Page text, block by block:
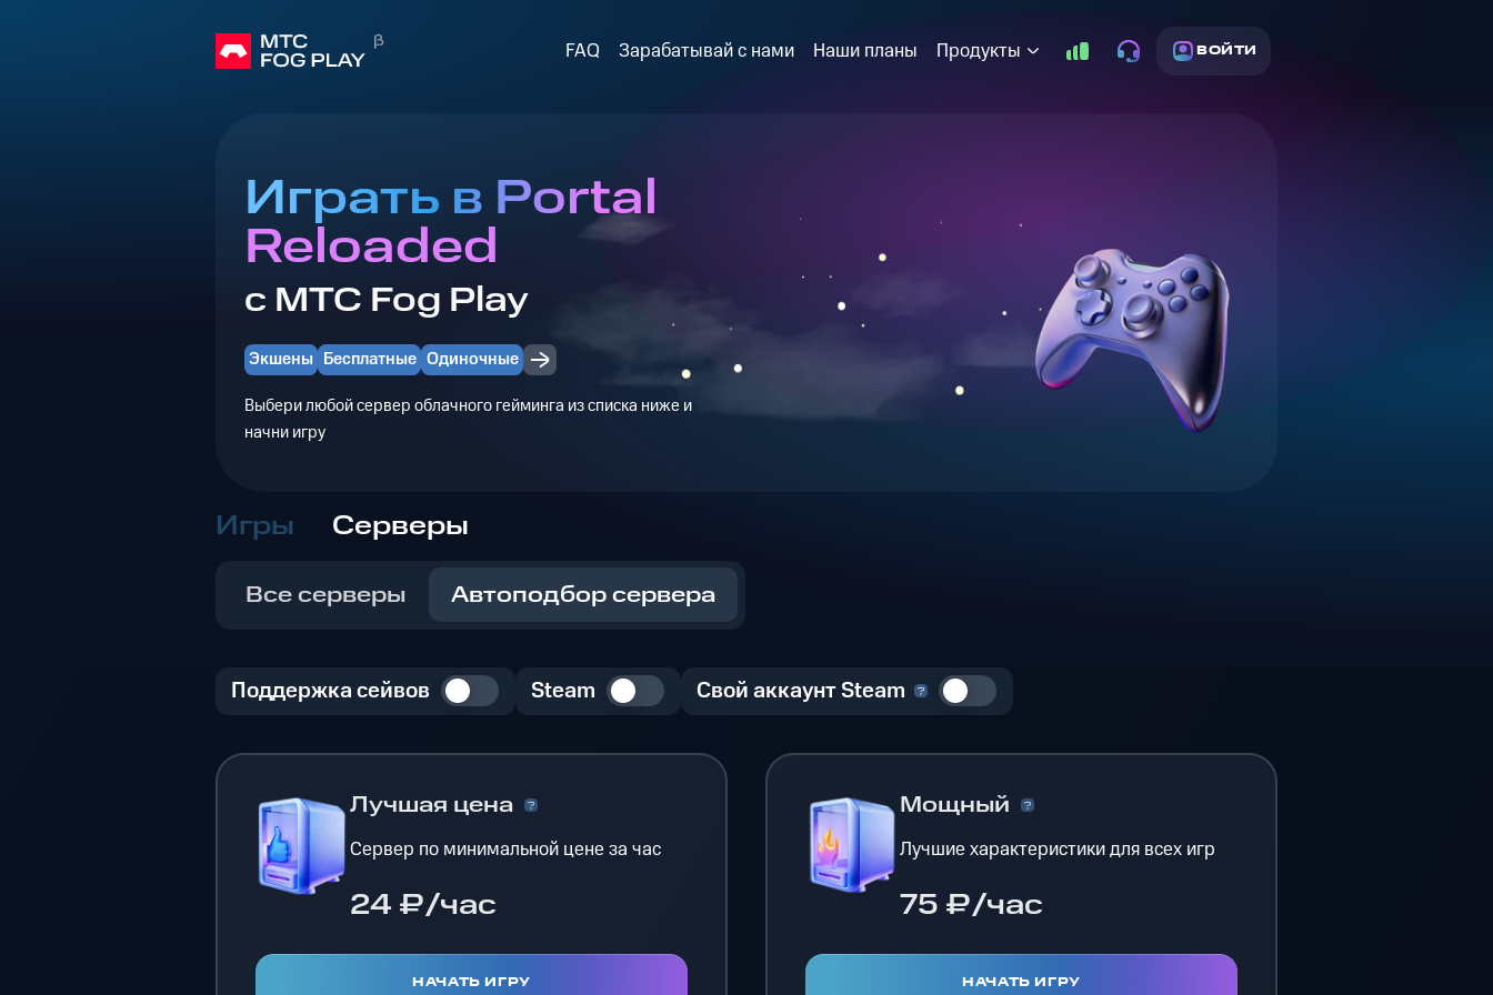
FAQ Зарабатывай с нами Наши планы Продукты ВОЙТИ
Играть в Portal
Reloaded
с МТС Fog Play
Экшены Бесплатные Одиночные
Выбери любой сервер облачного гейминга из списка ниже и
начни игру
Игры Серверы
Все серверы Автоподбор сервера
Поддержка сейвов Steam Свой аккаунт Steam
Лучшая цена
Сервер по минимальной цене за час
24 ₽/час
НАЧАТЬ ИГРУ
Мощный
Лучшие характеристики для всех игр
75 ₽/час
НАЧАТЬ ИГРУ